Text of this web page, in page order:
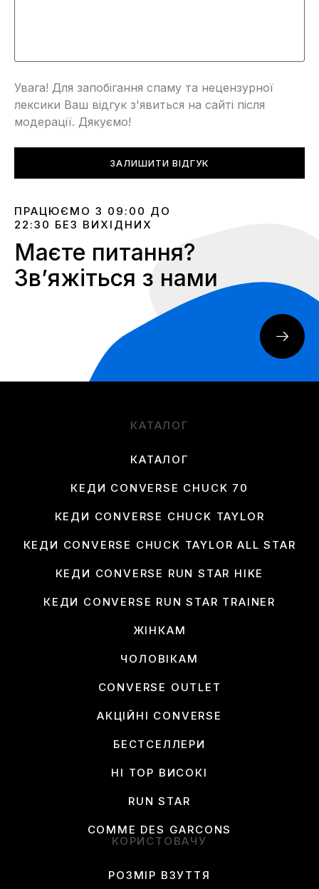
Увага! Для запобігання спаму та нецензурної
лексики Ваш відгук з'явиться на сайті після
модерації. Дякуємо!
ЗАЛИШИТИ ВІДГУК
ПРАЦЮЄМО З 09:00 ДО
22:30 БЕЗ ВИХІДНИХ
Маєте питання?
Звʼяжіться з нами
КАТАЛОГ
КАТАЛОГ
КЕДИ CONVERSE CHUCK 70
КЕДИ CONVERSE CHUCK TAYLOR
КЕДИ CONVERSE CHUCK TAYLOR ALL STAR
КЕДИ CONVERSE RUN STAR HIKE
КЕДИ CONVERSE RUN STAR TRAINER
ЖІНКАМ
ЧОЛОВІКАМ
CONVERSE OUTLET
АКЦІЙНІ CONVERSE
БЕСТСЕЛЛЕРИ
HI TOP ВИСОКІ
RUN STAR
COMME DES GARCONS
КОРИСТОВАЧУ
РОЗМІР ВЗУТТЯ